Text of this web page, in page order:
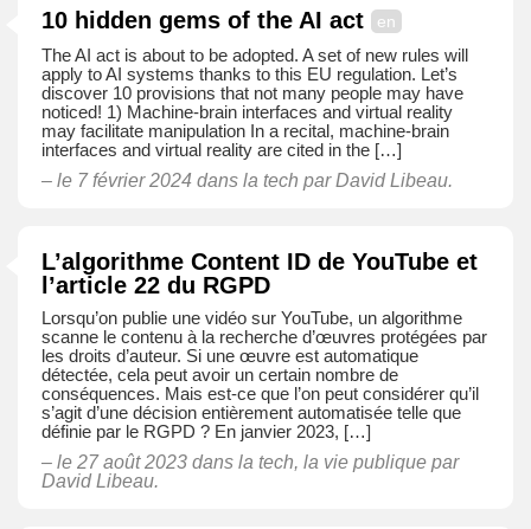
10 hidden gems of the AI act en
The AI act is about to be adopted. A set of new rules will
apply to AI systems thanks to this EU regulation. Let’s
discover 10 provisions that not many people may have
noticed! 1) Machine-brain interfaces and virtual reality
may facilitate manipulation In a recital, machine-brain
interfaces and virtual reality are cited in the […]
– le 7 février 2024 dans la tech par David Libeau.
L’algorithme Content ID de YouTube et
l’article 22 du RGPD
Lorsqu’on publie une vidéo sur YouTube, un algorithme
scanne le contenu à la recherche d’œuvres protégées par
les droits d’auteur. Si une œuvre est automatique
détectée, cela peut avoir un certain nombre de
conséquences. Mais est-ce que l’on peut considérer qu’il
s’agit d’une décision entièrement automatisée telle que
définie par le RGPD ? En janvier 2023, […]
– le 27 août 2023 dans la tech, la vie publique par
David Libeau.